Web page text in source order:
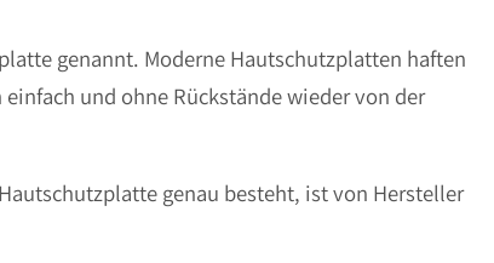
genannt. Moderne Hautschutzplatten haften
und ohne Rückstände wieder von der
genau besteht, ist von Hersteller